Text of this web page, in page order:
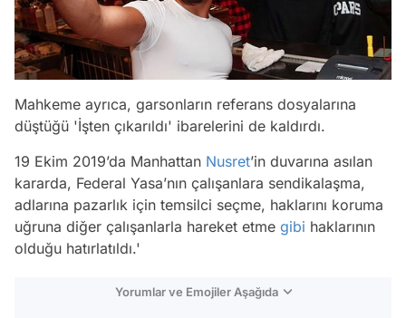
Mahkeme ayrıca, garsonların referans dosyalarına
düştüğü 'İşten çıkarıldı' ibarelerini de kaldırdı.
19 Ekim 2019’da Manhattan Nusret’in duvarına asılan
kararda, Federal Yasa’nın çalışanlara sendikalaşma,
adlarına pazarlık için temsilci seçme, haklarını koruma
uğruna diğer çalışanlarla hareket etme gibi haklarının
olduğu hatırlatıldı.'
Yorumlar ve Emojiler Aşağıda